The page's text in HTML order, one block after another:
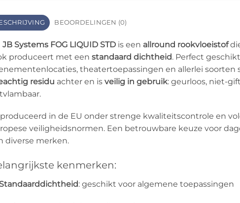
BEOORDELINGEN (0)
JB Systems FOG LIQUID STDis een allround rookvloeistof
produceert met een standaard dichtheid. Perfect geschikt
theatertoepassingen en allerlei soorten
residu achter en is veilig in gebruik: geurloos, niet-
in de EU onder strenge kwaliteitscontrole en
veiligheidsnormen. Een betrouwbare keuze voor
diverse merken.
kenmerken:
: geschikt voor algemene toepassingen